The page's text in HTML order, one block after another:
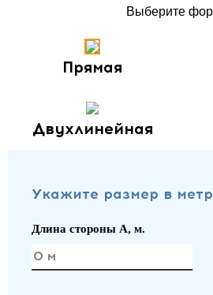
Выберите
Прямая
Двухлинейная
Укажите размер в
Длина стороны A, м.